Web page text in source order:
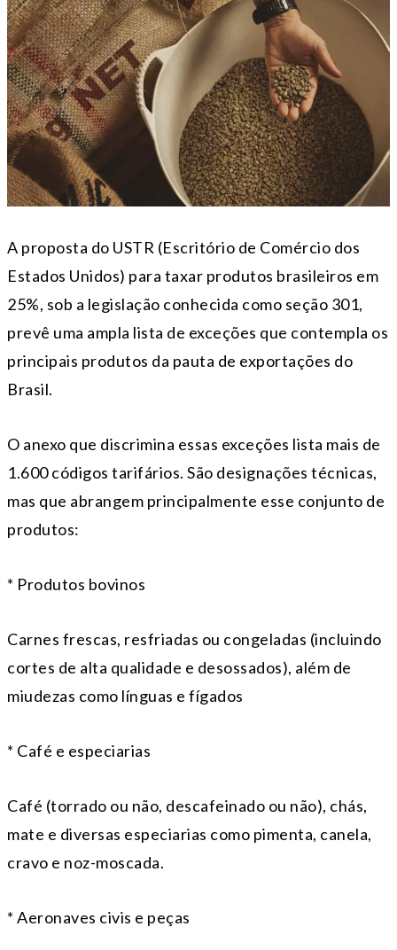
A proposta do USTR (Escritório de Comércio dos
Estados Unidos) para taxar produtos brasileiros em
25%, sob a legislação conhecida como seção 301,
prevê uma ampla lista de exceções que contempla os
principais produtos da pauta de exportações do
Brasil.
O anexo que discrimina essas exceções lista mais de
1.600 códigos tarifários. São designações técnicas,
mas que abrangem principalmente esse conjunto de
produtos:
* Produtos bovinos
Carnes frescas, resfriadas ou congeladas (incluindo
cortes de alta qualidade e desossados), além de
miudezas como línguas e fígados
* Café e especiarias
Café (torrado ou não, descafeinado ou não), chás,
mate e diversas especiarias como pimenta, canela,
cravo e noz-moscada.
* Aeronaves civis e peças